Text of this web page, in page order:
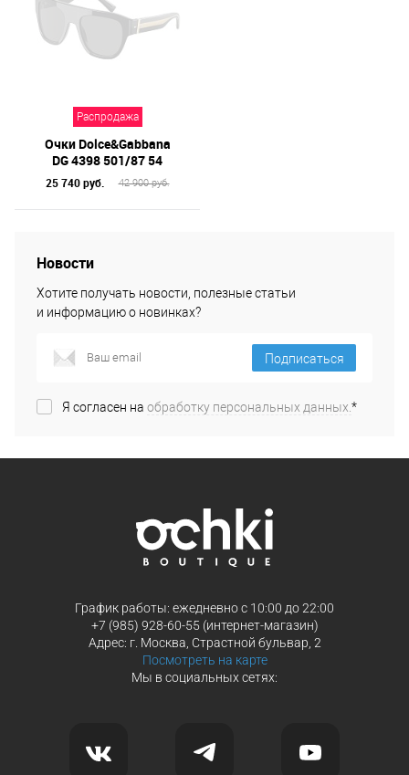
Распродажа
Очки Dolce&Gabbana
DG 4398 501/87 54
25 740 руб. 42 900 руб.
Новости
Хотите получать новости, полезные статьи
и информацию о новинках?
Подписаться
Я согласен на обработку персональных данных.*
График работы: ежедневно с 10:00 до 22:00
+7 (985) 928-60-55 (интернет-магазин)
Адрес: г. Москва, Страстной бульвар, 2
Посмотреть на карте
Мы в социальных сетях: